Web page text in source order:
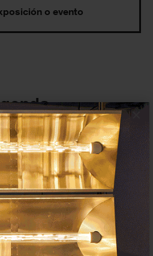
×
o evento
inauguraciones,
a encontrar el
buscas !
y eventos